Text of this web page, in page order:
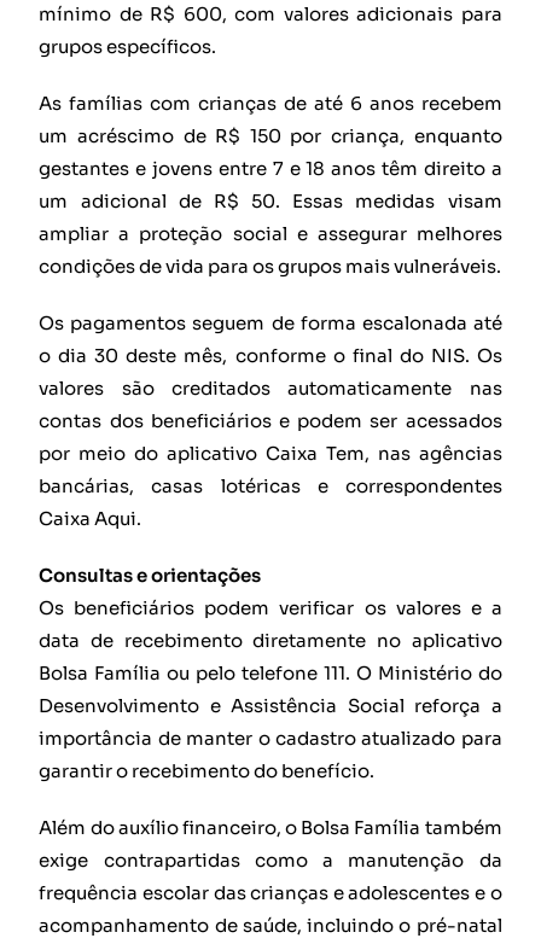
mínimo de R$ 600, com valores adicionais para
grupos específicos.
As famílias com crianças de até 6 anos recebem
um acréscimo de R$ 150 por criança, enquanto
gestantes e jovens entre 7 e 18 anos têm direito a
um adicional de R$ 50. Essas medidas visam
ampliar a proteção social e assegurar melhores
condições de vida para os grupos mais vulneráveis.
Os pagamentos seguem de forma escalonada até
o dia 30 deste mês, conforme o final do NIS. Os
valores são creditados automaticamente nas
contas dos beneficiários e podem ser acessados
por meio do aplicativo Caixa Tem, nas agências
bancárias, casas lotéricas e correspondentes
Caixa Aqui.
Consultas e orientações
Os beneficiários podem verificar os valores e a
data de recebimento diretamente no aplicativo
Bolsa Família ou pelo telefone 111. O Ministério do
Desenvolvimento e Assistência Social reforça a
importância de manter o cadastro atualizado para
garantir o recebimento do benefício.
Além do auxílio financeiro, o Bolsa Família também
exige contrapartidas como a manutenção da
frequência escolar das crianças e adolescentes e o
acompanhamento de saúde, incluindo o pré-natal